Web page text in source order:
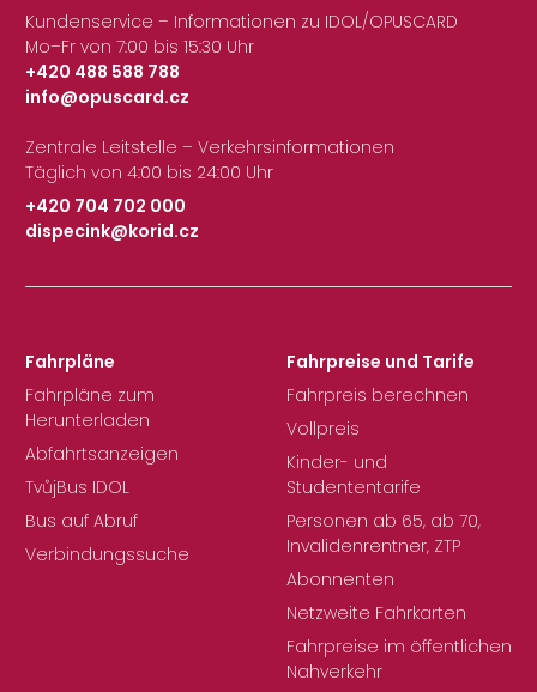
Kundenservice – Informationen zu IDOL/OPUSCARD
Mo–Fr von 7:00 bis 15:30 Uhr
+420 488 588 788
|
info@opuscard.cz
Zentrale Leitstelle – Verkehrsinformationen
Täglich von 4:00 bis 24:00 Uhr
+420 704 702 000
|
dispecink@korid.cz
Fahrpläne
Fahrpläne zum
Herunterladen
Abfahrtsanzeigen
TvůjBus IDOL
Bus auf Abruf
Verbindungssuche
Fahrpreise und Tarife
Fahrpreis berechnen
Vollpreis
Kinder- und
Studententarife
Personen ab 65, ab 70,
Invalidenrentner, ZTP
Abonnenten
Netzweite Fahrkarten
Fahrpreise im öffentlichen
Nahverkehr